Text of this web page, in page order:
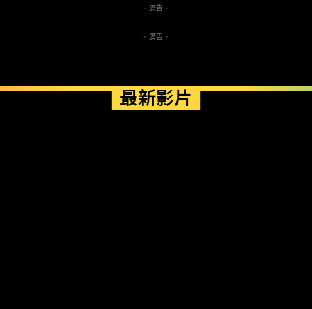
- 廣告 -
- 廣告 -
最新影片